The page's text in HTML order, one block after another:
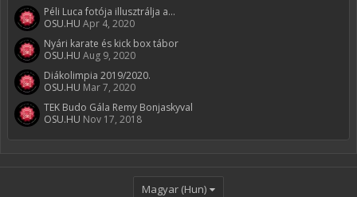
Péli Luca fotója illusztrálja a...
OSU.HU Apr 4, 2020
Nyári karate és kick box tábor
OSU.HU Aug 9, 2020
Diákolimpia 2019/2020.
OSU.HU Mar 7, 2020
TEK Budo Gála Remy Bonjaskyval
OSU.HU Nov 17, 2018
Magyar (Hun)